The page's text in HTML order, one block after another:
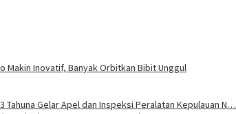
Makin Inovatif, Banyak Orbitkan Bibit Unggul
Tahuna Gelar Apel dan Inspeksi Peralatan Kepulauan N…